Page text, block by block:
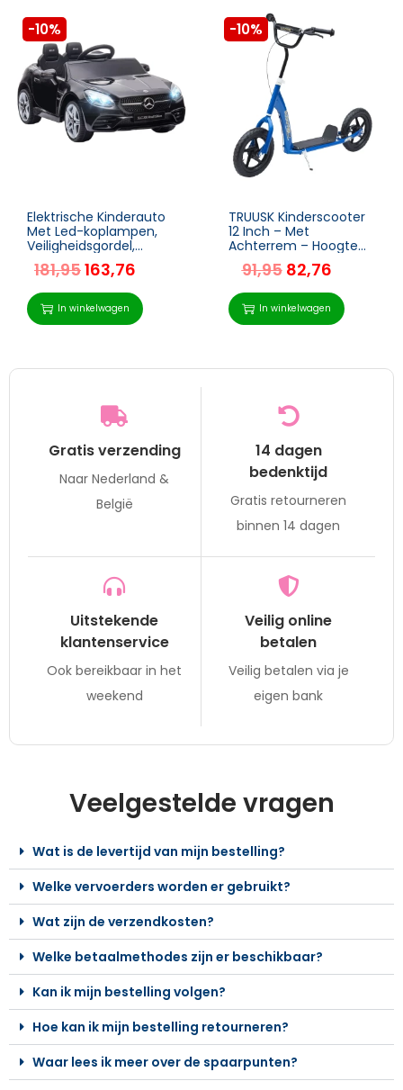
-10%
Elektrische Kinderauto
Met Led-koplampen,
Veiligheidsgordel,
Claxon, Muziek, 3-5
Km/u, Zwart, 107 X 62,5
X 44 Cm 1
181,95163,76
In winkelwagen
-10%
TRUUSK Kinderscooter
12 Inch – Met
Achterrem – Hoogte
Verstelbaar –
Stadsscooter voor
Kinderen – Kickboard –
Blauw – 120 x 52 x
91,95 82,76
In winkelwagen
Gratis verzending
Naar Nederland &
België
14 dagen
bedenktijd
Gratis retourneren
binnen 14 dagen
Uitstekende
klantenservice
Ook bereikbaar in het
weekend
Veilig online
betalen
Veilig betalen via je
eigen bank
Veelgestelde vragen
Wat is de levertijd van mijn bestelling?
Welke vervoerders worden er gebruikt?
Wat zijn de verzendkosten?
Welke betaalmethodes zijn er beschikbaar?
Kan ik mijn bestelling volgen?
Hoe kan ik mijn bestelling retourneren?
Waar lees ik meer over de spaarpunten?